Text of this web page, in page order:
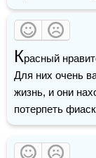
Красный
Для них очень
жизнь, и они
потерпеть